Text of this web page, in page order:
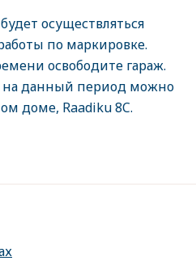
будет осуществляться
по маркировке.
освободите гараж.
данный период можно
доме, Raadiku 8C.